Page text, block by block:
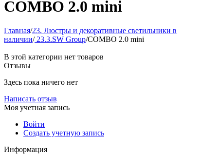
COMBO 2.0 mini
Главная/23. Люстры и декоративные светильники в
наличии/23.3.SW Group/COMBO 2.0 mini
В этой категории нет товаров
Отзывы
Здесь пока ничего нет
Написать отзыв
Моя учетная запись
Войти
Создать учетную запись
Информация